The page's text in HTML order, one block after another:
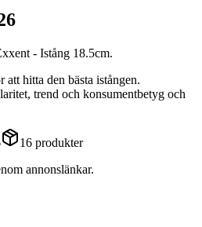
- Istång 18.5cm.
att hitta den bästa istången.
trend och konsumentbetyg och
16 produkter
annonslänkar.